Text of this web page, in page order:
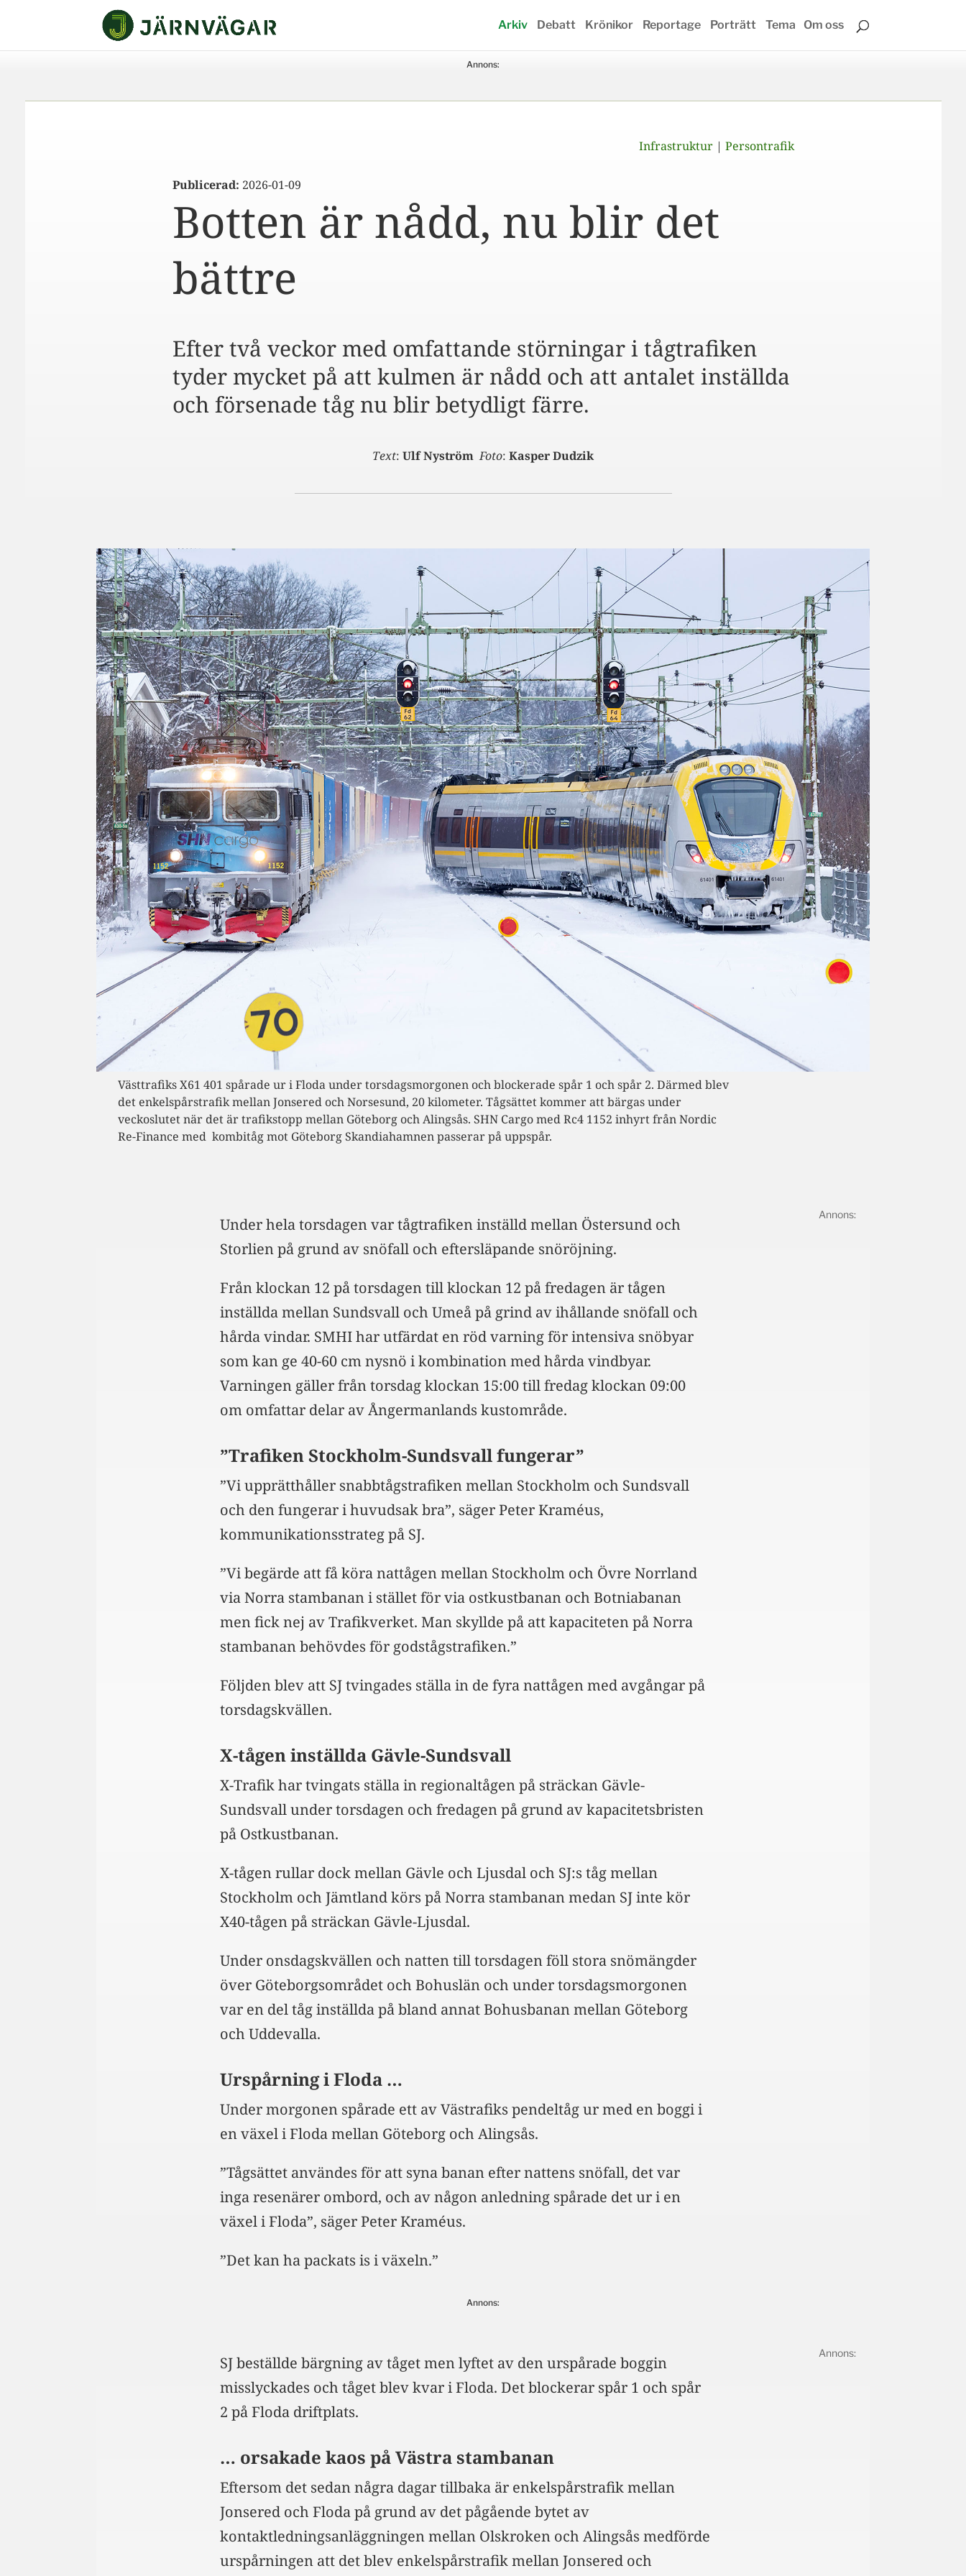
Arkiv Debatt Krönikor Reportage Porträtt Tema Om oss
Annons:
Infrastruktur| Persontrafik
Publicerad: 2026-01-09
Botten är nådd, nu blir det
bättre
Efter två veckor med omfattande störningar i tågtrafiken
tyder mycket på att kulmen är nådd och att antalet inställda
och försenade tåg nu blir betydligt färre.
Text: Ulf Nyström Foto: Kasper Dudzik
Västtrafiks X61 401 spårade ur i Floda under torsdagsmorgonen och blockerade spår 1 och spår 2. Därmed blev
det enkelspårstrafik mellan Jonsered och Norsesund, 20 kilometer. Tågsättet kommer att bärgas under
veckoslutet när det är trafikstopp mellan Göteborg och Alingsås. SHN Cargo med Rc4 1152 inhyrt från Nordic
Re-Finance med kombitåg mot Göteborg Skandiahamnen passerar på uppspår.
Under hela torsdagen var tågtrafiken inställd mellan Östersund och
Storlien på grund av snöfall och eftersläpande snöröjning.
Från klockan 12 på torsdagen till klockan 12 på fredagen är tågen
inställda mellan Sundsvall och Umeå på grind av ihållande snöfall och
hårda vindar. SMHI har utfärdat en röd varning för intensiva snöbyar
som kan ge 40-60 cm nysnö i kombination med hårda vindbyar.
Varningen gäller från torsdag klockan 15:00 till fredag klockan 09:00
om omfattar delar av Ångermanlands kustområde.
”Trafiken Stockholm-Sundsvall fungerar”
”Vi upprätthåller snabbtågstrafiken mellan Stockholm och Sundsvall
och den fungerar i huvudsak bra”, säger Peter Kraméus,
kommunikationsstrateg på SJ.
”Vi begärde att få köra nattågen mellan Stockholm och Övre Norrland
via Norra stambanan i stället för via ostkustbanan och Botniabanan
men fick nej av Trafikverket. Man skyllde på att kapaciteten på Norra
stambanan behövdes för godstågstrafiken.”
Följden blev att SJ tvingades ställa in de fyra nattågen med avgångar på
torsdagskvällen.
X-tågen inställda Gävle-Sundsvall
X-Trafik har tvingats ställa in regionaltågen på sträckan Gävle-
Sundsvall under torsdagen och fredagen på grund av kapacitetsbristen
på Ostkustbanan.
X-tågen rullar dock mellan Gävle och Ljusdal och SJ:s tåg mellan
Stockholm och Jämtland körs på Norra stambanan medan SJ inte kör
X40-tågen på sträckan Gävle-Ljusdal.
Under onsdagskvällen och natten till torsdagen föll stora snömängder
över Göteborgsområdet och Bohuslän och under torsdagsmorgonen
var en del tåg inställda på bland annat Bohusbanan mellan Göteborg
och Uddevalla.
Urspårning i Floda …
Under morgonen spårade ett av Västrafiks pendeltåg ur med en boggi i
en växel i Floda mellan Göteborg och Alingsås.
”Tågsättet användes för att syna banan efter nattens snöfall, det var
inga resenärer ombord, och av någon anledning spårade det ur i en
växel i Floda”, säger Peter Kraméus.
”Det kan ha packats is i växeln.”
Annons:
SJ beställde bärgning av tåget men lyftet av den urspårade boggin
misslyckades och tåget blev kvar i Floda. Det blockerar spår 1 och spår
2 på Floda driftplats.
… orsakade kaos på Västra stambanan
Eftersom det sedan några dagar tillbaka är enkelspårstrafik mellan
Jonsered och Floda på grund av det pågående bytet av
kontaktledningsanläggningen mellan Olskroken och Alingsås medförde
urspårningen att det blev enkelspårstrafik mellan Jonsered och